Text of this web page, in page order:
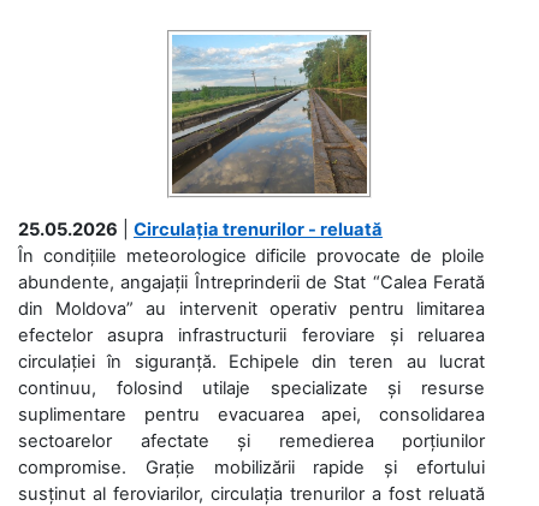
25.05.2026
Circulația trenurilor - reluată
În condițiile meteorologice dificile provocate de ploile
abundente, angajații Întreprinderii de Stat “Calea Ferată
din Moldova” au intervenit operativ pentru limitarea
efectelor asupra infrastructurii feroviare și reluarea
circulației în siguranță. Echipele din teren au lucrat
continuu, folosind utilaje specializate și resurse
suplimentare pentru evacuarea apei, consolidarea
sectoarelor afectate și remedierea porțiunilor
compromise. Grație mobilizării rapide și efortului
susținut al feroviarilor, circulația trenurilor a fost reluată